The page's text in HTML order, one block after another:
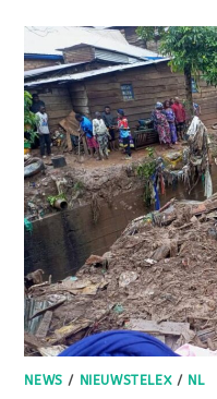
NEWS / NIEUWSTELEX/ NL